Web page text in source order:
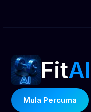
FitAI
Mula Percuma